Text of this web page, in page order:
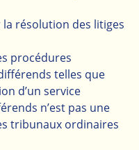
la résolution des litiges
procédures
telles que
d’un service
n’est pas une
tribunaux ordinaires